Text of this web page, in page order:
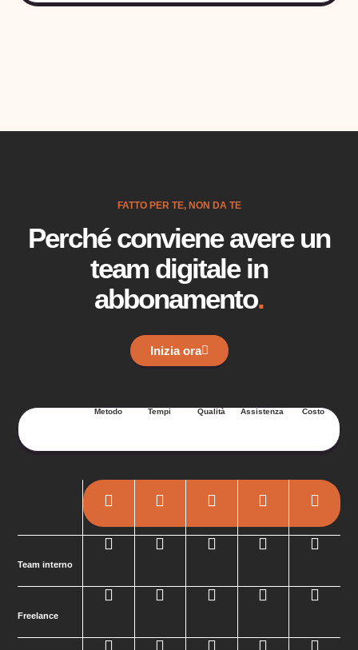
FATTO PER TE, NON DA TE
Perché conviene avere un
team digitale in
abbonamento.
Inizia ora
Metodo Tempi Qualità Assistenza Costo
Team interno
Freelance